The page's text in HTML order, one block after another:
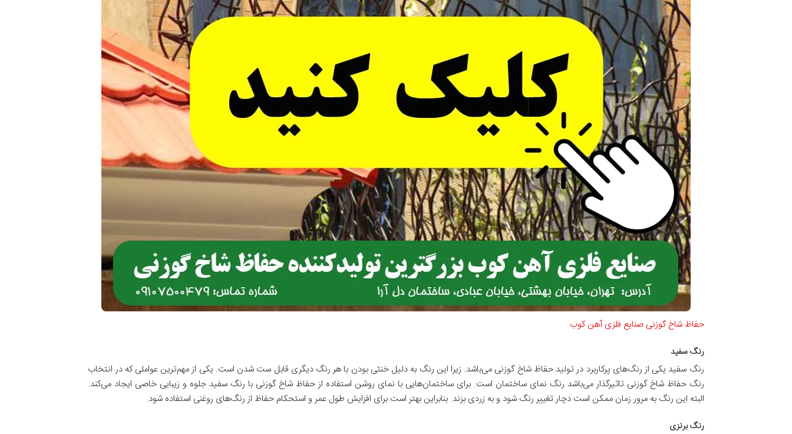
حفاظ شاخ گوزنی صنایع فلزی آهن کوب
رنگ سفید
رنگ سفید یکی از رنگ‌های پرکاربرد در تولید حفاظ شاخ گوزنی می‌باشد. زیرا این رنگ به دلیل خنثی بودن با هر رنگ دیگری قابل ست شدن است. یکی از مهم‌ترین عواملی که در انتخاب
رنگ حفاظ شاخ گوزنی تاثیرگذار می‌باشد رنگ نمای ساختمان است. برای ساختمان‌هایی با نمای روشن استفاده از حفاظ شاخ گوزنی با رنگ سفید جلوه و زیبایی خاصی ایجاد می‌کند.
البته این رنگ به مرور زمان ممکن است دچار تغییر رنگ شود و به زردی بزند. بنابراین بهتر است برای افزایش طول عمر و استحکام حفاظ از رنگ‌های روغنی استفاده شود.
رنگ برنزی